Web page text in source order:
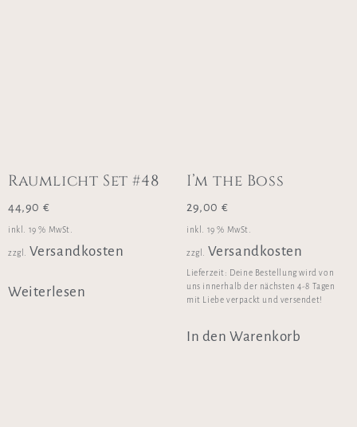
Raumlicht Set #48
44,90 €
inkl. 19 % MwSt.
zzgl. Versandkosten
Weiterlesen
I’m the Boss
29,00 €
inkl. 19 % MwSt.
zzgl. Versandkosten
Lieferzeit: Deine Bestellung wird von
uns innerhalb der nächsten 4-8 Tagen
mit Liebe verpackt und versendet!
In den Warenkorb